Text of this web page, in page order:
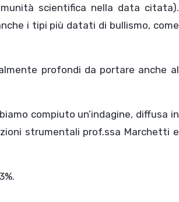
scientifica nella data citata).
i tipi più datati di bullismo, come
profondi da portare anche al
compiuto un’indagine, diffusa in
strumentali prof.ssa Marchetti e